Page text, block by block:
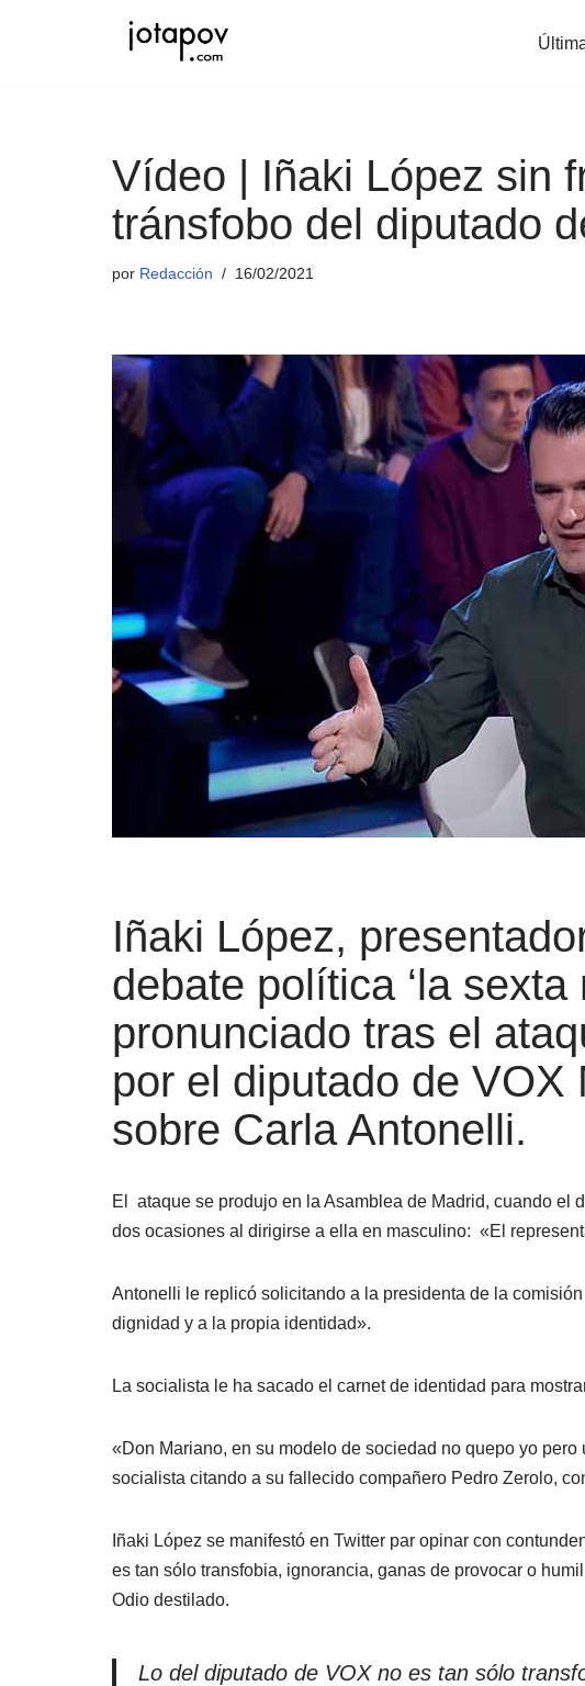
Vídeo | Iñaki López sin
tránsfobo del diputado
por Redacción 16/02/2021
Iñaki López,
debate política ‘la sexta
pronunciado tras el
por el diputado de VOX
sobre Carla Antonelli.
El ataque se produjo en la Asamblea de Madrid, cuando el
dos ocasiones al dirigirse a ella en masculino: «El
Antonelli le replicó solicitando a la presidenta de la
dignidad y a la propia identidad».
La socialista le ha sacado el carnet de identidad para
«Don Mariano, en su modelo de sociedad no quepo yo
socialista citando a su fallecido compañero Pedro Zerolo,
Iñaki López se manifestó en Twitter par opinar con
es tan sólo transfobia, ignorancia, ganas de provocar o
Odio destilado.
Lo del diputado de VOX no es tan sólo